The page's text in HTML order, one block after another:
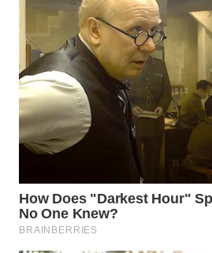
WN
SAMOSIR
WN
PADANG
LAWAS
SUMEDANG
WN